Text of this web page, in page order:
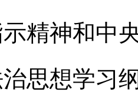
精神和中
治思想学习